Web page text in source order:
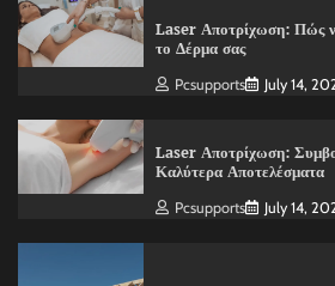
Laser Αποτρίχωση: Πώς
το Δέρμα σας
Pcsupports July 14,
Laser Αποτρίχωση:
Καλύτερα Αποτελέσματα
Pcsupports July 14,